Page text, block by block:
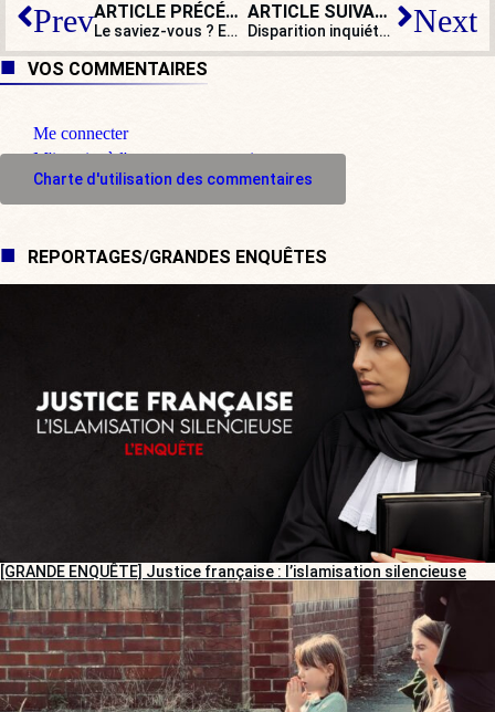
Prev ARTICLE PRÉCÉDENT
Le saviez-vous ? Emmanuel Macron songerait à démissionner… et se représenter
ARTICLE SUIVANT
Disparition inquiétante d’Agnès Buzyn sur les affiches électorales Next
VOS COMMENTAIRES
Me connecter
M'inscrire à l'espace commentaire
Charte d'utilisation des commentaires
REPORTAGES/GRANDES ENQUÊTES
[GRANDE ENQUÊTE] Justice française : l’islamisation silencieuse